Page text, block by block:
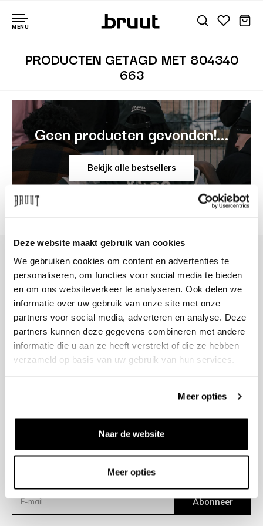
Deze website maakt gebruik van cookies
We gebruiken cookies om content en advertenties te
personaliseren, om functies voor social media te bieden
en om ons websiteverkeer te analyseren. Ook delen we
informatie over uw gebruik van onze site met onze
partners voor social media, adverteren en analyse. Deze
partners kunnen deze gegevens combineren met andere
informatie die u aan ze heeft verstrekt of die ze hebben
verzameld op basis van uw gebruik van hun services.
Meer opties
Naar de website
Meer opties
MENU
PRODUCTEN GETAGD MET 804340
663
Geen producten gevonden!...
Bekijk alle bestsellers
+31 23 205 2006
info@bruut.nl
Contact Formulier
Open 11:00 - 18:00
OPENINGSTIJDEN
Verzending
Abonneer